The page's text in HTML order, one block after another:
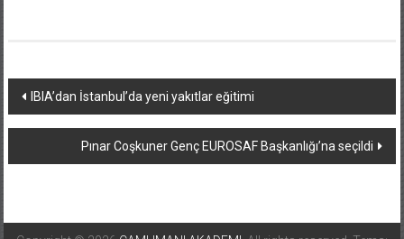
Yazı
dolaşımı
IBIA’dan İstanbul’da yeni yakıtlar eğitimi
Pınar Coşkuner Genç EUROSAF Başkanlığı’na seçildi